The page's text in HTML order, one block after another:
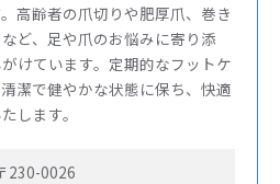
高齢者の爪切りや肥厚爪、巻き
ど、足や爪のお悩みに寄り添
けています。定期的なフットケ
潔で健やかな状態に保ち、快適
します。
230-0026